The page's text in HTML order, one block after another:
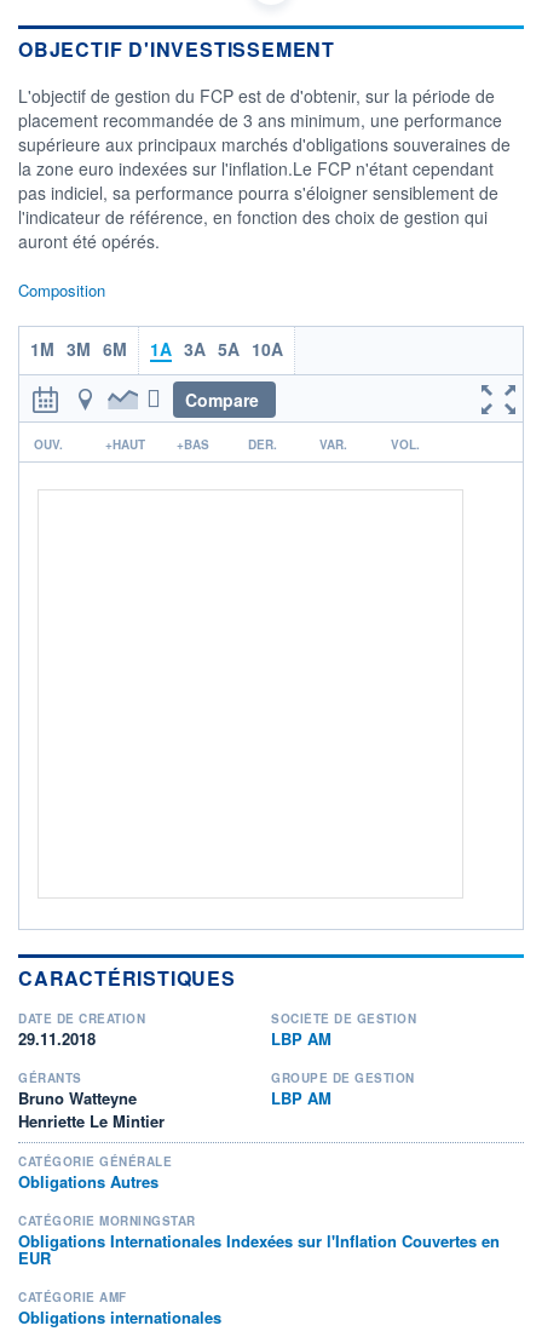
02/12 01/04
120
122
CATÉGORIE MORNINGSTAR
Indexées sur l'Inflation
Couvertes en EUR
FONDS PARTENAIRES
TARIFS PRIVILÉGIÉS
ÉLIGIBILITÉ
CTO BUSINESS
Non éligible Boursobank
OBJECTIF D'INVESTISSEMENT
L'objectif de gestion du FCP est de d'obtenir, sur la période de
placement recommandée de 3 ans minimum, une performance
supérieure aux principaux marchés d'obligations souveraines de
la zone euro indexées sur l'inflation.Le FCP n'étant cependant
pas indiciel, sa performance pourra s'éloigner sensiblement de
l'indicateur de référence, en fonction des choix de gestion qui
auront été opérés.
Composition
1M 3M 6M 1A 3A 5A 10A
Compare
r
OUV. +HAUT +BAS DER. VAR. VOL.
CARACTÉRISTIQUES
DATE DE CRÉATION
29.11.2018
SOCIÉTÉ DE GESTION
LBP AM
GÉRANTS
Bruno Watteyne
Henriette Le Mintier
GROUPE DE GESTION
LBP AM
CATÉGORIE GÉNÉRALE
Obligations Autres
CATÉGORIE MORNINGSTAR
Obligations Internationales Indexées sur l'Inflation Couvertes en
EUR
CATÉGORIE AMF
Obligations internationales